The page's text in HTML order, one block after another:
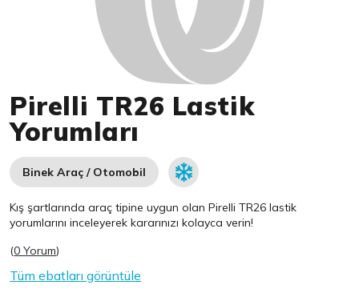
Pirelli TR26 Lastik
Yorumları
Binek Araç / Otomobil
Kış şartlarında araç tipine uygun olanPirelli TR26 lastik
yorumlarını inceleyerek kararınızı kolayca verin!
(0 Yorum)
Tüm ebatları görüntüle